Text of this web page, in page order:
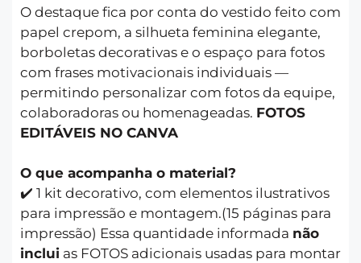
O destaque fica por conta do vestido feito com
papel crepom, a silhueta feminina elegante,
borboletas decorativas e o espaço para fotos
com frases motivacionais individuais —
permitindo personalizar com fotos da equipe,
colaboradoras ou homenageadas. FOTOS
EDITÁVEIS NO CANVA
O que acompanha o material?
✔️ 1 kit decorativo, com elementos ilustrativos
para impressão e montagem.(15 páginas para
impressão) Essa quantidade informada não
inclui as FOTOS adicionais usadas para montar